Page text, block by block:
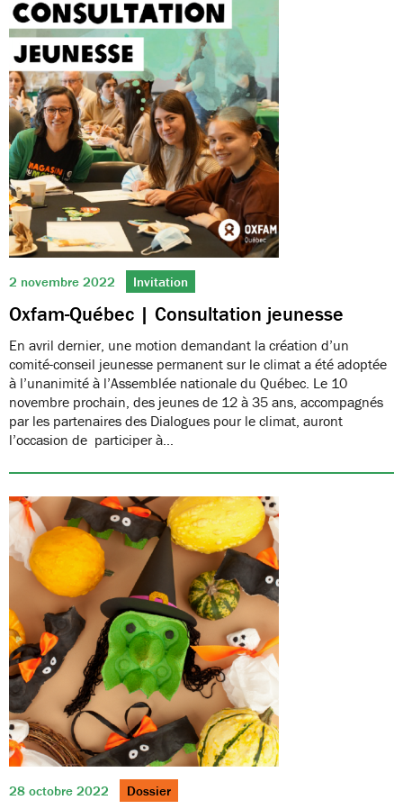
2 novembre 2022 Invitation
Oxfam-Québec | Consultation jeunesse
En avril dernier, une motion demandant la création d’un
comité-conseil jeunesse permanent sur le climat a été adoptée
à l’unanimité à l’Assemblée nationale du Québec. Le 10
novembre prochain, des jeunes de 12 à 35 ans, accompagnés
par les partenaires des Dialogues pour le climat, auront
l’occasion de participer à…
28 octobre 2022 Dossier